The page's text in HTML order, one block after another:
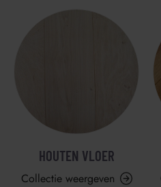
HOUTEN VLOER
Collectie weergeven